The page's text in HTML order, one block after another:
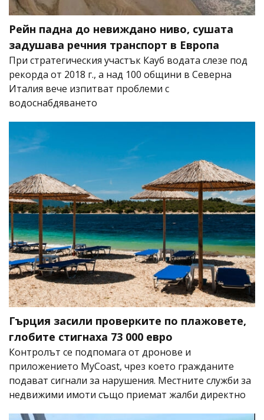
Рейн падна до невиждано ниво, сушата
задушава речния транспорт в Европа
При стратегическия участък Кауб водата слезе под
рекорда от 2018 г., а над 100 общини в Северна
Италия вече изпитват проблеми с
водоснабдяването
Гърция засили проверките по плажовете,
глобите стигнаха 73 000 евро
Контролът се подпомага от дронове и
приложението MyCoast, чрез което гражданите
подават сигнали за нарушения. Местните служби за
недвижими имоти също приемат жалби директно